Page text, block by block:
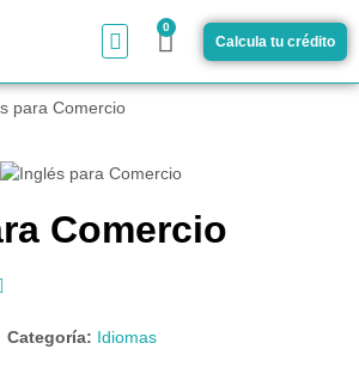
0
Calcula tu crédito
para Comercio
Comercio
Categoría: Idiomas